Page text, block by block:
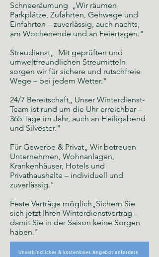
Schneeräumung „Wir räumen
Parkplätze, Zufahrten, Gehwege und
Einfahrten – zuverlässig, auch nachts,
am Wochenende und an Feiertagen."
Streudienst„ Mit geprüften und
umweltfreundlichen Streumitteln
sorgen wir für sichere und rutschfreie
Wege – bei jedem Wetter."
24/7 Bereitschaft„ Unser Winterdienst-
Team ist rund um die Uhr erreichbar –
365 Tage im Jahr, auch an Heiligabend
und Silvester."
Für Gewerbe & Privat„ Wir betreuen
Unternehmen, Wohnanlagen,
Krankenhäuser, Hotels und
Privathaushalte – individuell und
zuverlässig."
Feste Verträge möglich„Sichern Sie
sich jetzt Ihren Winterdienstvertrag –
damit Sie in der Saison keine Sorgen
haben."
Unverbindliches & kostenloses Angebot anfordern